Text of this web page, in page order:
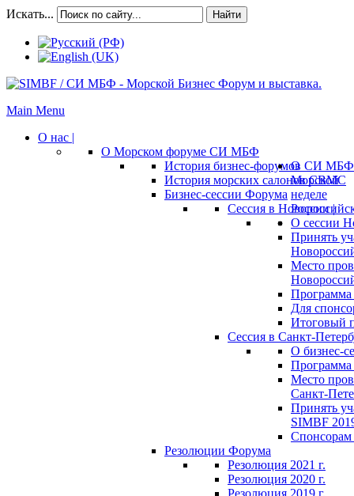
Искать... Найти
Main Menu
О нас |
О Морском форуме СИ МБФ
История бизнес-форумов СИ МБФ
История морских салонов СВМС
Бизнес-сессии Форума
Сессия в
О сессии
Принять
Место
Программа
Для
Итоговый
Сессия в Санкт-
О бизнес-
Программа
Место
Санкт-
Принять
SIMBF
Спонсорам
Резолюции Форума
Резолюция 2021 г.
Резолюция 2020 г.
Резолюция 2019 г.
О
Морской
неделе
России |